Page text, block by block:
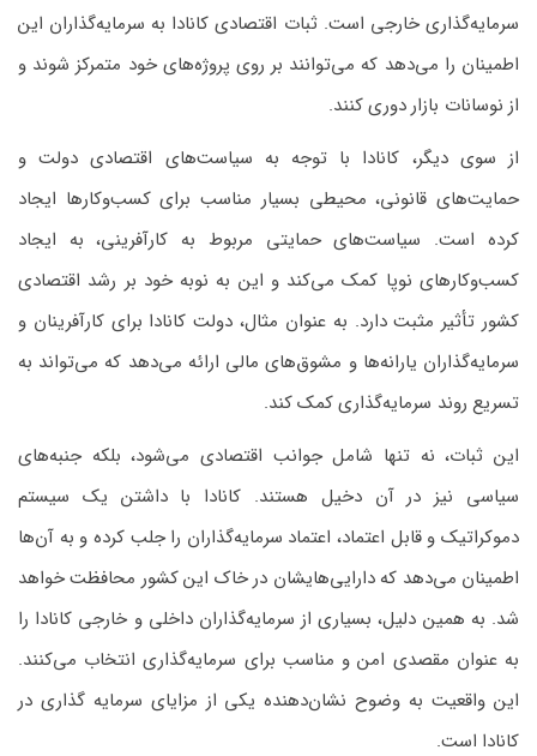
سرمایه‌گذاری خارجی است. ثبات اقتصادی کانادا به سرمایه‌گذاران این
اطمینان را می‌دهد که می‌توانند بر روی پروژه‌های خود متمرکز شوند و
از نوسانات بازار دوری کنند.
از سوی دیگر، کانادا با توجه به سیاست‌های اقتصادی دولت و
حمایت‌های قانونی، محیطی بسیار مناسب برای کسب‌وکارها ایجاد
کرده است. سیاست‌های حمایتی مربوط به کارآفرینی، به ایجاد
کسب‌وکارهای نوپا کمک می‌کند و این به نوبه خود بر رشد اقتصادی
کشور تأثیر مثبت دارد. به عنوان مثال، دولت کانادا برای کارآفرینان و
سرمایه‌گذاران یارانه‌ها و مشوق‌های مالی ارائه می‌دهد که می‌تواند به
تسریع روند سرمایه‌گذاری کمک کند.
این ثبات، نه تنها شامل جوانب اقتصادی می‌شود، بلکه جنبه‌های
سیاسی نیز در آن دخیل هستند. کانادا با داشتن یک سیستم
دموکراتیک و قابل اعتماد، اعتماد سرمایه‌گذاران را جلب کرده و به آن‌ها
اطمینان می‌دهد که دارایی‌هایشان در خاک این کشور محافظت خواهد
شد. به همین دلیل، بسیاری از سرمایه‌گذاران داخلی و خارجی کانادا را
به عنوان مقصدی امن و مناسب برای سرمایه‌گذاری انتخاب می‌کنند.
این واقعیت به وضوح نشان‌دهنده یکی از مزایای سرمایه گذاری در
کانادا است.